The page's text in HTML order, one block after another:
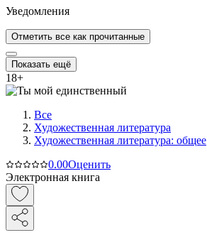
Уведомления
Отметить все как прочитанные
Показать ещё
18+
Все
Художественная литература
Художественная литература: общее
0.00Оценить
Электронная книга